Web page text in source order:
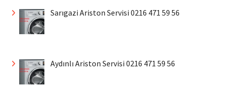
Sarıgazi Ariston Servisi 0216 471 59 56
Aydınlı Ariston Servisi 0216 471 59 56